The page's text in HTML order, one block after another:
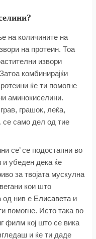
на количините на
на протеин. Тоа
извори
комбинирајќи
ќе ти помогне
аминокиселини.
грашок, леќа,
се само дел од тие
се’ се подостапни во
убеден дека ќе
за твојата мускулна
кои што
од нив е Елисавета и
помогне. Исто така во
филм кој што се вика
и ќе ти даде